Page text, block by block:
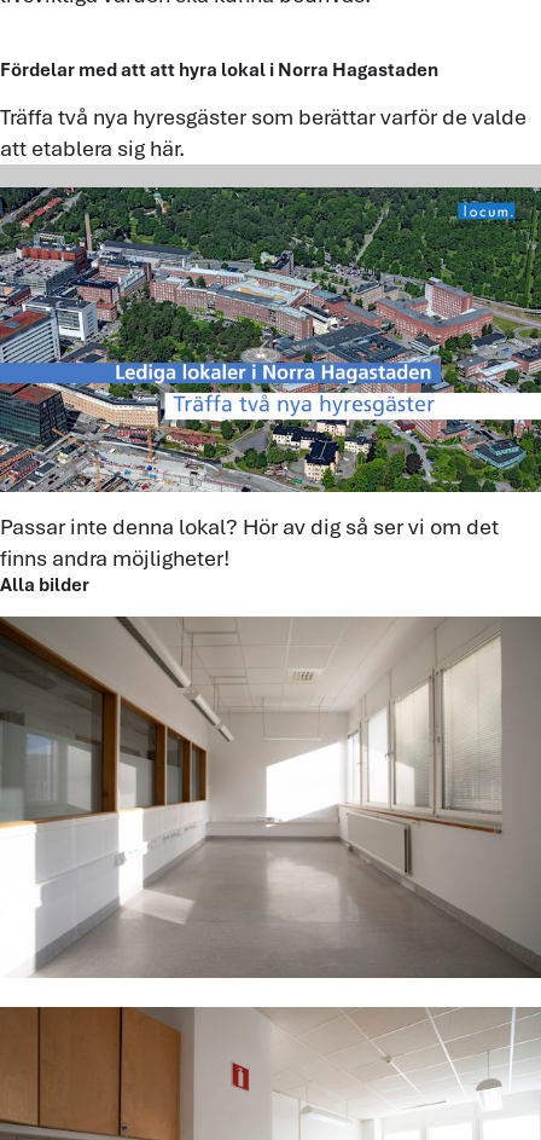
Fördelar med att att hyra lokal i Norra Hagastaden
Träffa två nya hyresgäster som berättar varför de valde
att etablera sig här.
Passar inte denna lokal? Hör av dig så ser vi om det
finns andra möjligheter!
Alla bilder